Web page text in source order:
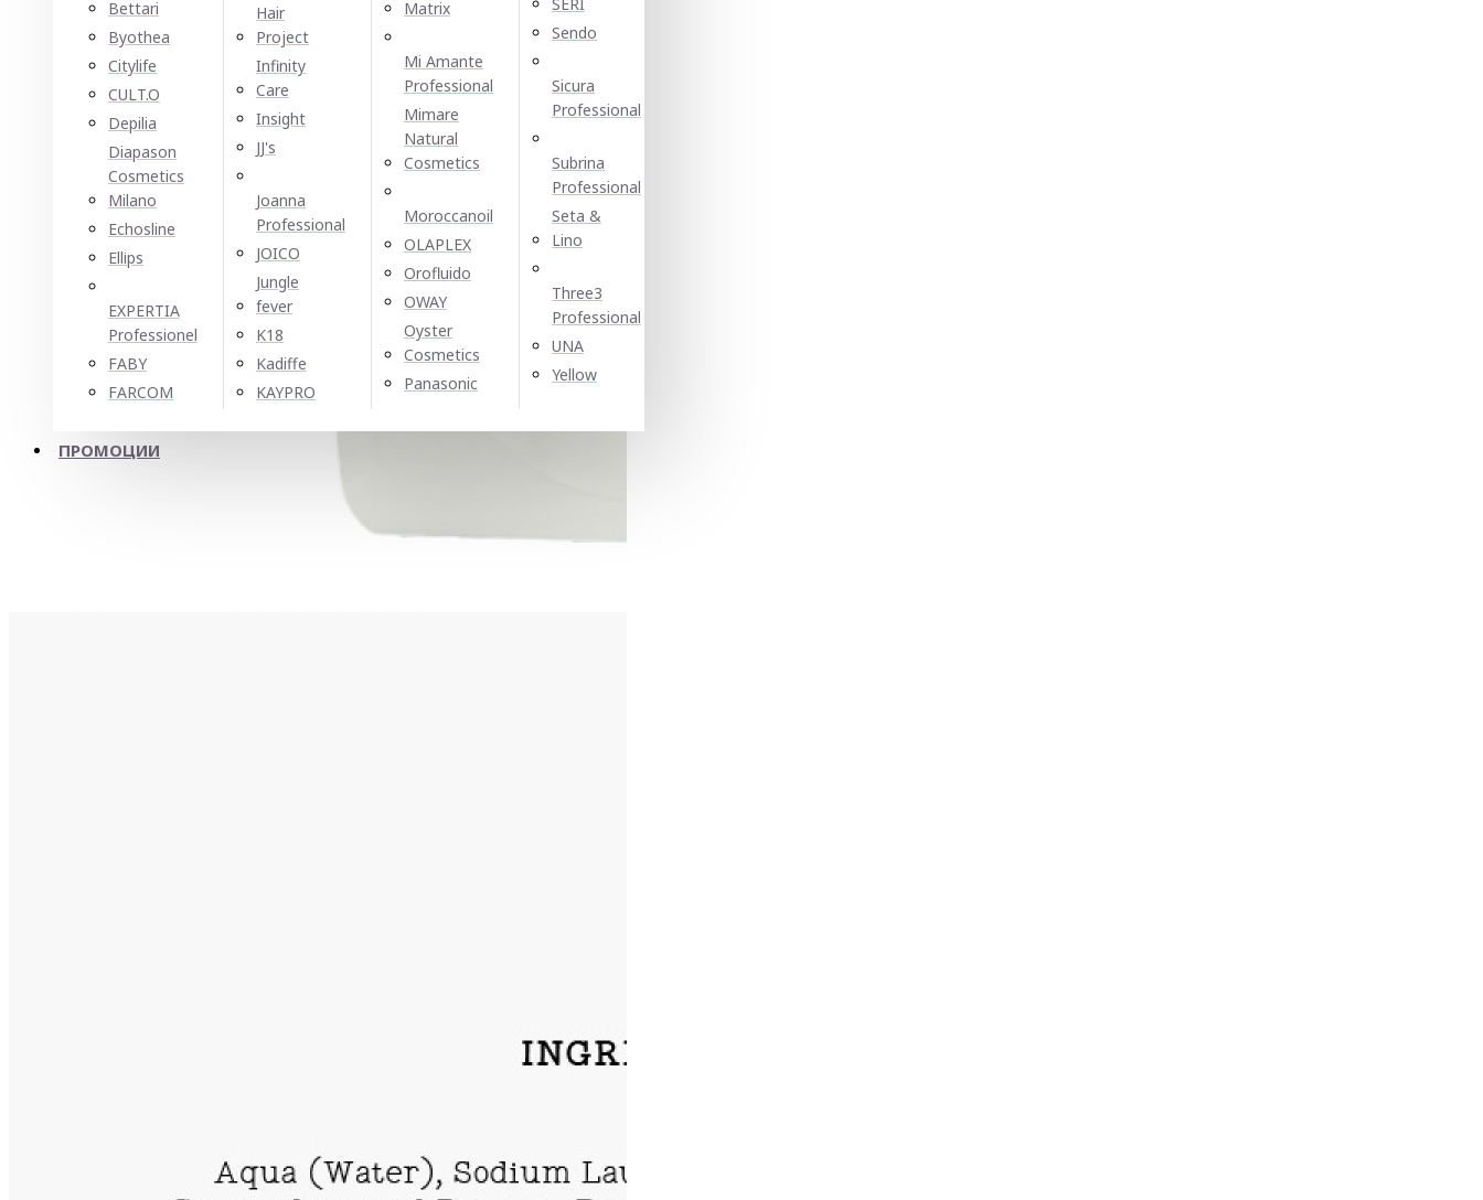
Bettari
Byothea
Citylife
CULT.O
Depilia
Diapason
Cosmetics
Milano
Echosline
Ellірѕ
EXPERTIA
Professionel
FABY
FARCOM
Hair
Project
Infinity
Care
Insight
JJ's
Joanna
Professional
JOICO
Jungle
fever
K18
Kadiffe
KAYPRO
Matrix
Mi Amante
Professional
Mimare
Natural
Cosmetics
Moroccanoil
OLAPLEX
Orofluido
OWAY
Oyster
Cosmetics
Panasonic
Sendo
Sicura
Professional
Subrina
Professional
Seta &
Lino
Three3
Professional
UNA
Yellow
ПРОМОЦИИ